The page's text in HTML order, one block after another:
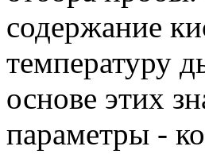
содержание
температуру
основе этих
параметры -